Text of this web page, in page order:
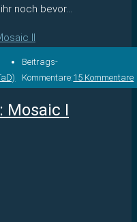
noch bevor…
II
Beitrags-
Kommentare:15 Kommentare
Mosaic I